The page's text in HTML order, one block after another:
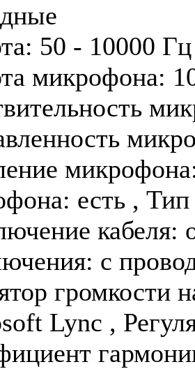
50 - 10000
микрофона:
есть , Тип
кабеля:
с
громкости
Lync ,